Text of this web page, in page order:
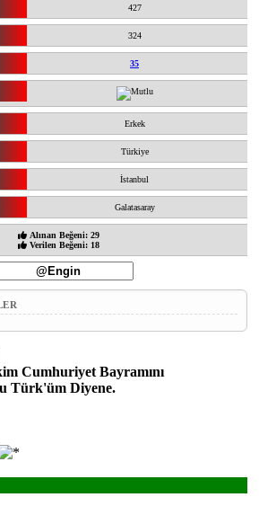
427
324
35
Erkek
Türkiye
İstanbul
Galatasaray
Alınan Beğeni: 29
Verilen Beğeni: 18
Cumhuriyet Bayramını
Türk'üm Diyene.